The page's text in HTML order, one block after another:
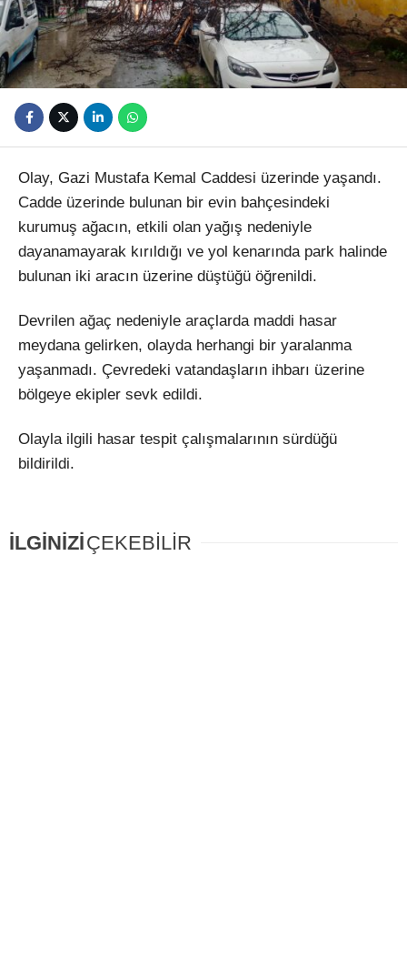
Olay, Gazi Mustafa Kemal Caddesi üzerinde yaşandı.
Cadde üzerinde bulunan bir evin bahçesindeki
kurumuş ağacın, etkili olan yağış nedeniyle
dayanamayarak kırıldığı ve yol kenarında park halinde
bulunan iki aracın üzerine düştüğü öğrenildi.
Devrilen ağaç nedeniyle araçlarda maddi hasar
meydana gelirken, olayda herhangi bir yaralanma
yaşanmadı. Çevredeki vatandaşların ihbarı üzerine
bölgeye ekipler sevk edildi.
Olayla ilgili hasar tespit çalışmalarının sürdüğü
bildirildi.
İLGİNİZİÇEKEBİLİR